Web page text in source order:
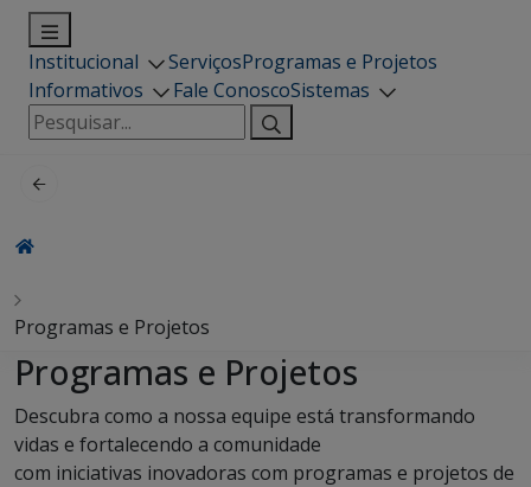
Institucional ServiçosProgramas e Projetos
Informativos
Fale ConoscoSistemas
Pesquisar
por:
Programas e Projetos
Programas e Projetos
Descubra como a nossa equipe está transformando
vidas e fortalecendo a comunidade
com iniciativas inovadoras com programas e projetos de